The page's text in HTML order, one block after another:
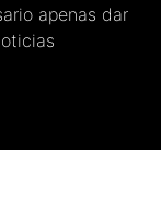
apenas dar